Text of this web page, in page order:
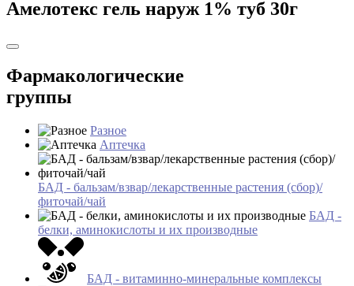
Амелотекс гель наруж 1% туб 30г
Фармакологические
группы
Разное
Аптечка
БАД - бальзам/взвар/лекарственные растения (сбор)/
фиточай/чай
БАД -
белки, аминокислоты и их производные
БАД - витаминно-минеральные комплексы